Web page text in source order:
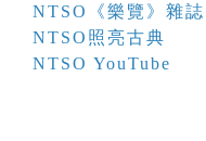
NTSO《樂覽》雜誌
NTSO照亮古典
NTSO YouTube